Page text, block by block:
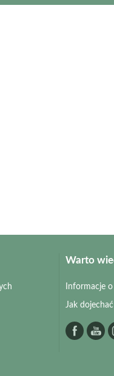
Warto
Informacje
Jak dojechać